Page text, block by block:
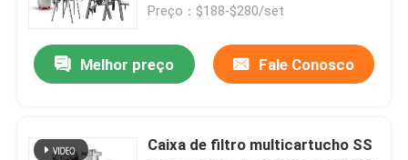
Preço：$188-$280/set
Melhor preço Fale Conosco
Caixa de filtro multicartucho SS